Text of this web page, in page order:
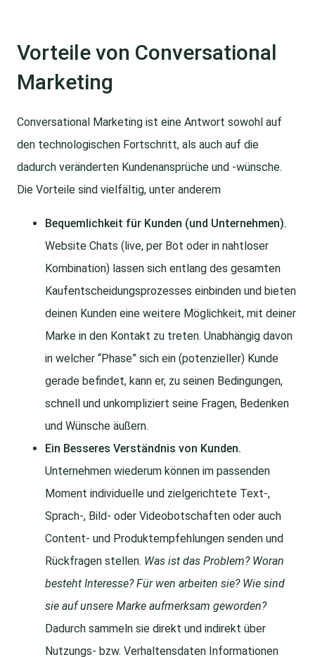
Vorteile von Conversational
Marketing
Conversational Marketing ist eine Antwort sowohl auf
den technologischen Fortschritt, als auch auf die
dadurch veränderten Kundenansprüche und -wünsche.
Die Vorteile sind vielfältig, unter anderem
Bequemlichkeit für Kunden (und Unternehmen).
Website Chats (live, per Bot oder in nahtloser
Kombination) lassen sich entlang des gesamten
Kaufentscheidungsprozesses einbinden und bieten
deinen Kunden eine weitere Möglichkeit, mit deiner
Marke in den Kontakt zu treten. Unabhängig davon
in welcher “Phase” sich ein (potenzieller) Kunde
gerade befindet, kann er, zu seinen Bedingungen,
schnell und unkompliziert seine Fragen, Bedenken
und Wünsche äußern.
Ein Besseres Verständnis von Kunden.
Unternehmen wiederum können im passenden
Moment individuelle und zielgerichtete Text-,
Sprach-, Bild- oder Videobotschaften oder auch
Content- und Produktempfehlungen senden und
Rückfragen stellen. Was ist das Problem? Woran
besteht Interesse? Für wen arbeiten sie? Wie sind
sie auf unsere Marke aufmerksam geworden?
Dadurch sammeln sie direkt und indirekt über
Nutzungs- bzw. Verhaltensdaten Informationen